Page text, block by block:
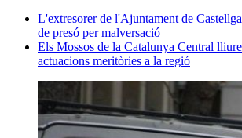
L'extresorer de l'Ajuntament de
de presó per malversació
Els Mossos de la Catalunya Central
actuacions meritòries a la regió